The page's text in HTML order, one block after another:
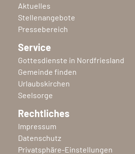
Aktuelles
Stellenangebote
Pressebereich
Service
Gottesdienste in Nordfriesland
Gemeinde finden
Urlaubskirchen
Seelsorge
Rechtliches
Impressum
Datenschutz
Privatsphäre-Einstellungen